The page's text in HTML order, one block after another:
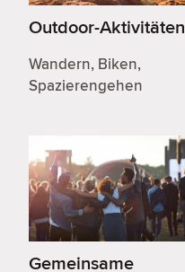
Outdoor-Aktivitäten
Wandern, Biken,
Spazierengehen
Gemeinsame